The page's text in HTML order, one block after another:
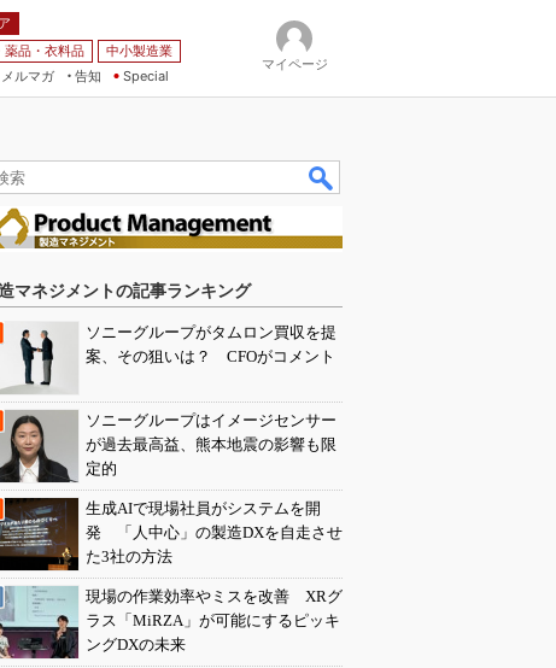
薬品・衣料品
中小製造業
メルマガ
告知 Special
マイページ
マネジメントの記事ランキング
ソニーグループがタムロン買収を提
案、その狙いは？ CFOがコメント
ソニーグループはイメージセンサー
が過去最高益、熊本地震の影響も限
定的
生成AIで現場社員がシステムを開
発 「人中心」の製造DXを自走させ
た3社の方法
現場の作業効率やミスを改善 XRグ
ラス「MiRZA」が可能にするピッキ
ングDXの未来